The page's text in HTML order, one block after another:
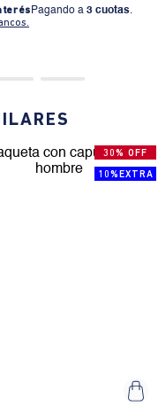
Pagando a 3 cuotas.
30% OFF
10%EXTRA